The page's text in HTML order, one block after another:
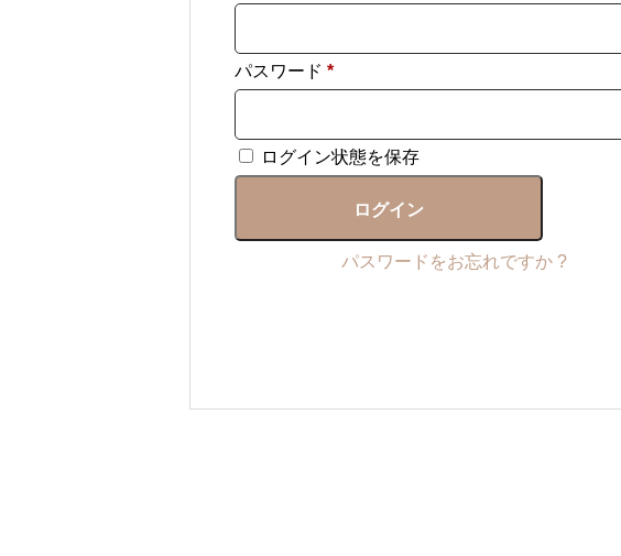
パスワード *必
ログイン状態を保存
ログイン
パスワードをお忘れですか ?